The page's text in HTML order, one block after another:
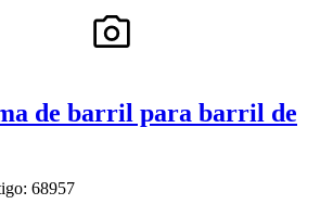
de barril para barril de
68957